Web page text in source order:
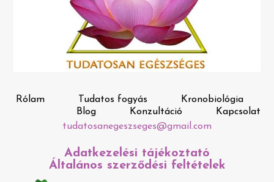
Rólam Tudatos fogyás
Kronobiológia
Blog
Konzultáció
Kapcsolat
tudatosanegeszseges@gmail.com
Adatkezelési tájékoztató
Általános szerződési feltételek